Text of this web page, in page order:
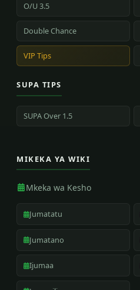
O/U 3.5
Double Chance
VIP Tips
SUPA TIPS
SUPA Over 1.5
MIKEKA YA WIKI
Mkeka wa Kesho
Jumatatu
Jumatano
Ijumaa